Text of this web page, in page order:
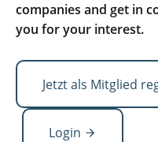
companies and get in
you for your interest.
Jetzt als Mitglied
Login